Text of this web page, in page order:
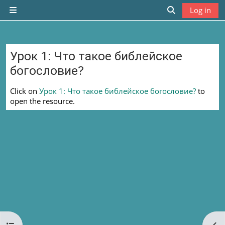
Skip to main content
Side panel
Toggle
Log in
Урок 1: Что такое библейское
богословие?
Completion requirements
Click on Урок 1: Что такое библейское богословие? to
open the resource.